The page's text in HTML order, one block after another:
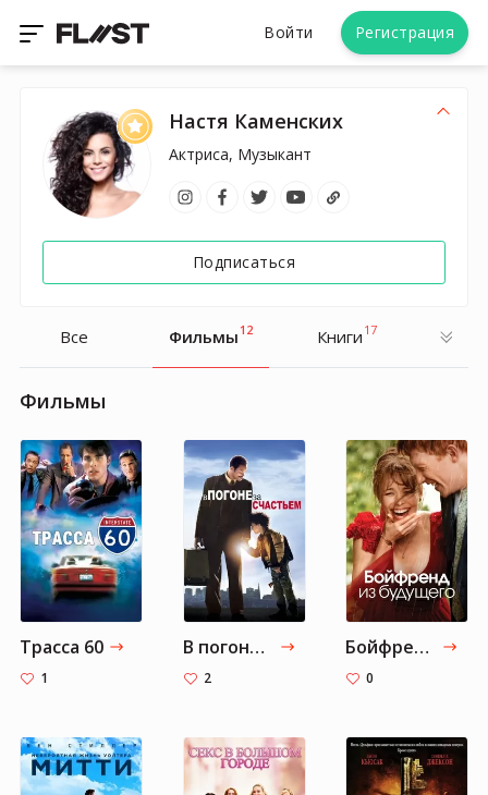
Войти Регистрация
Настя Каменских
Актриса, Музыкант
Подписаться
Все Фильмы 12 Книги 17
Фильмы
Трасса 60
1
В погоне за счастьем
2
Бойфренд из будущего
0